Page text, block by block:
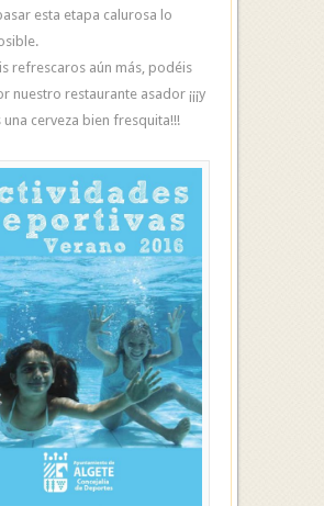
esta etapa calurosa lo
refrescaros aún más, podéis
nuestro restaurante asador ¡¡¡y
cerveza bien fresquita!!!